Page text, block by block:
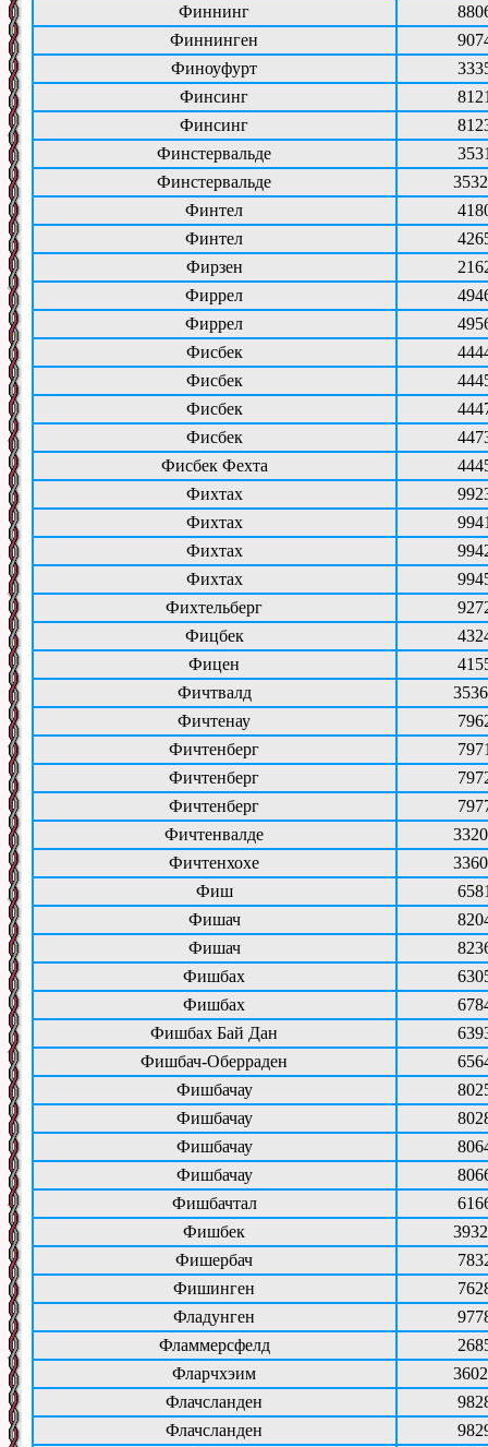
Финнинг
Финнинген
Финоуфурт
Финсинг
Финсинг
Финстервальде
Финстервальде
Финтел
Финтел
Фирзен
Фиррел
Фиррел
Фисбек
Фисбек
Фисбек
Фисбек
Фисбек Фехта
Фихтах
Фихтах
Фихтах
Фихтах
Фихтельберг
Фицбек
Фицен
Фичтвалд
Фичтенау
Фичтенберг
Фичтенберг
Фичтенберг
Фичтенвалде
Фичтенхохе
Фиш
Фишач
Фишач
Фишбах
Фишбах
Фишбах Бай Дан
Фишбач-Оберраден
Фишбачау
Фишбачау
Фишбачау
Фишбачау
Фишбачтал
Фишбек
Фишербач
Фишинген
Фладунген
Фламмерсфелд
Фларчхэим
Флачсланден
Флачсланден